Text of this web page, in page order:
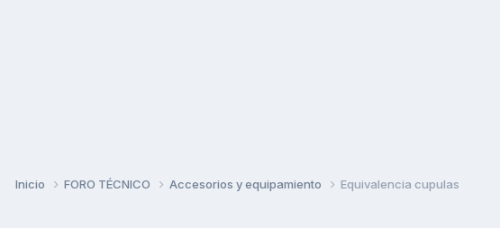
Inicio FORO TÉCNICO Accesorios y equipamiento Equivalencia cupulas